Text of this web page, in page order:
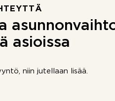
asioissa
niin jutellaan lisää.